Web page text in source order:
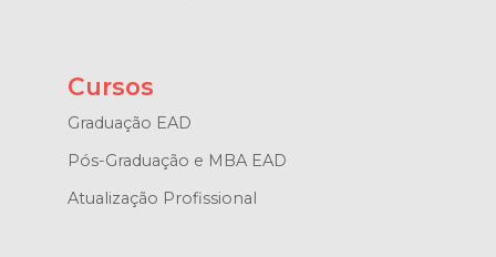
Cursos
Graduação EAD
Pós-Graduação e MBA EAD
Atualização Profissional